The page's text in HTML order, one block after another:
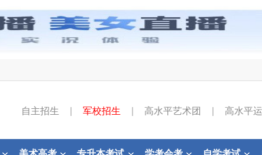
自主招生 军校招生 高水平艺术团 高水平